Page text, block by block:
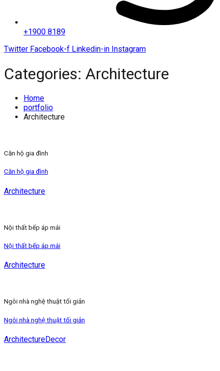
+1900 8189
Twitter Facebook-f Linkedin-in Instagram
Categories: Architecture
Home
portfolio
Architecture
Căn hộ gia đình
Căn hộ gia đình
Architecture
Nội thất bếp áp mái
Nội thất bếp áp mái
Architecture
Ngôi nhà nghệ thuật tối giản
Ngôi nhà nghệ thuật tối giản
ArchitectureDecor